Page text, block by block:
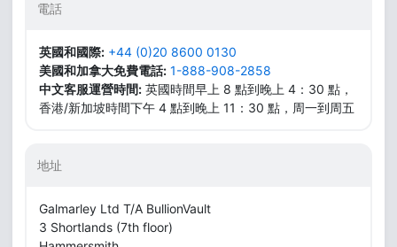
電話
英國和國際: +44 (0)20 8600 0130
美國和加拿大免費電話: 1-888-908-2858
中文客服運營時間: 英國時間早上 8 點到晚上 4：30 點，
香港/新加坡時間下午 4 點到晚上 11：30 點，周一到周五
地址
Galmarley Ltd T/A BullionVault
3 Shortlands (7th floor)